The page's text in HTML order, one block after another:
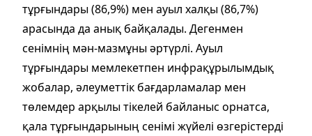
тұрғындары (86,9%) мен ауыл халқы (86,7%)
арасында да анық байқалады. Дегенмен
сенімнің мән-мазмұны әртүрлі. Ауыл
тұрғындары мемлекетпен инфрақұрылымдық
жобалар, әлеуметтік бағдарламалар мен
төлемдер арқылы тікелей байланыс орнатса,
қала тұрғындарының сенімі жүйелі өзгерістерді